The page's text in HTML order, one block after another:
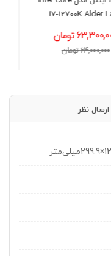
GIGABYTE GeForce RTX™
5050 GAMING OC 8GB
73,700,000 تومان
ارسال نظر